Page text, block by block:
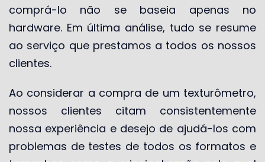
comprá-lo não se baseia apenas no
hardware. Em última análise, tudo se resume
ao serviço que prestamos a todos os nossos
clientes.
Ao considerar a compra de um texturômetro,
nossos clientes citam consistentemente
nossa experiência e desejo de ajudá-los com
problemas de testes de todos os formatos e